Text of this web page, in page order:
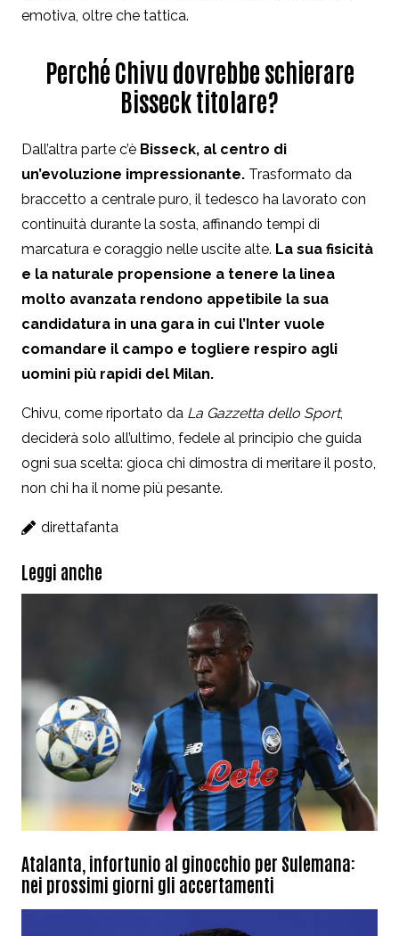
emotiva, oltre che tattica.
Perché Chivu dovrebbe schierare
Bisseck titolare?
Dall’altra parte c’è Bisseck, al centro di
un’evoluzione impressionante. Trasformato da
braccetto a centrale puro, il tedesco ha lavorato con
continuità durante la sosta, affinando tempi di
marcatura e coraggio nelle uscite alte. La sua fisicità
e la naturale propensione a tenere la linea
molto avanzata rendono appetibile la sua
candidatura in una gara in cui l’Inter vuole
comandare il campo e togliere respiro agli
uomini più rapidi del Milan.
Chivu, come riportato da La Gazzetta dello Sport,
deciderà solo all’ultimo, fedele al principio che guida
ogni sua scelta: gioca chi dimostra di meritare il posto,
non chi ha il nome più pesante.
direttafanta
Leggi anche
Atalanta, infortunio al ginocchio per Sulemana:
nei prossimi giorni gli accertamenti